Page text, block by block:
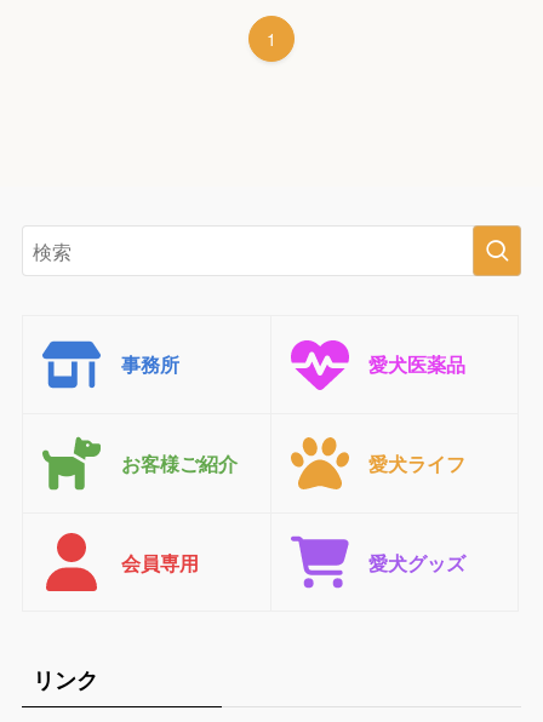
1
事務所 愛犬医薬品
お客様ご紹介 愛犬ライフ
会員専用 愛犬グッズ
リンク